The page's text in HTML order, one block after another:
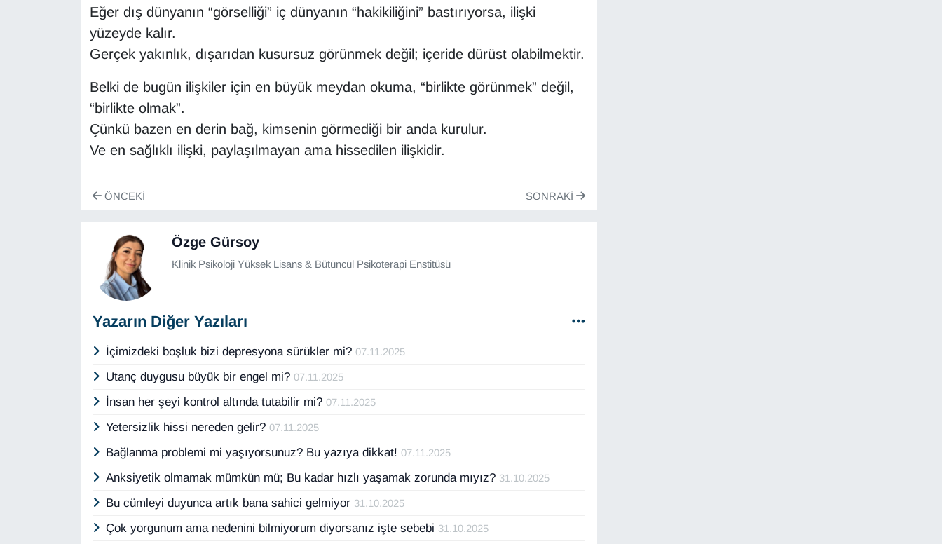
Eğer dış dünyanın “görselliği” iç dünyanın “hakikiliğini” bastırıyorsa, ilişki
yüzeyde kalır.
Gerçek yakınlık, dışarıdan kusursuz görünmek değil; içeride dürüst olabilmektir.
Belki de bugün ilişkiler için en büyük meydan okuma, “birlikte görünmek” değil,
“birlikte olmak”.
Çünkü bazen en derin bağ, kimsenin görmediği bir anda kurulur.
Ve en sağlıklı ilişki, paylaşılmayan ama hissedilen ilişkidir.
ÖNCEKI SONRAKI
Özge Gürsoy
Klinik Psikoloji Yüksek Lisans & Bütüncül Psikoterapi Enstitüsü
Yazarın Diğer Yazıları
İçimizdeki boşluk bizi depresyona sürükler mi?07.11.2025
Utanç duygusu büyük bir engel mi?07.11.2025
İnsan her şeyi kontrol altında tutabilir mi?07.11.2025
Yetersizlik hissi nereden gelir?07.11.2025
Bağlanma problemi mi yaşıyorsunuz? Bu yazıya dikkat!07.11.2025
Anksiyetik olmamak mümkün mü; Bu kadar hızlı yaşamak zorunda mıyız? 31.10.2025
Bu cümleyi duyunca artık bana sahici gelmiyor 31.10.2025
Çok yorgunum ama nedenini bilmiyorum diyorsanız işte sebebi 31.10.2025